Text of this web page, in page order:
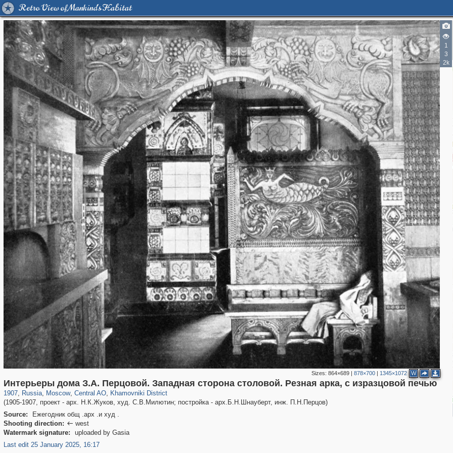
Retro View of Mankind's Habitat
1
3
2k
Sizes: 864×689| 878×700| 1345×1072 W
Интерьеры дома З.А. Перцовой. Западная сторона столовой. Резная арка, с изразцовой печью
1907, Russia
1,406,254 29,243
, Moscow
319,780 8,286
, Central AO
159,978 5,916
, Khamovniki District
19,394 722
(1905-1907, проект - арх. Н.К.Жуков, худ. С.В.Милютин; постройка - арх.Б.Н.Шнауберт, инж. П.Н.Перцов)
Source:
Ежегодник общ .арх .и худ .
Shooting direction:  west
Watermark signature:
uploaded by Gasia
Last edit 25 January 2025, 16:17
2
2
2